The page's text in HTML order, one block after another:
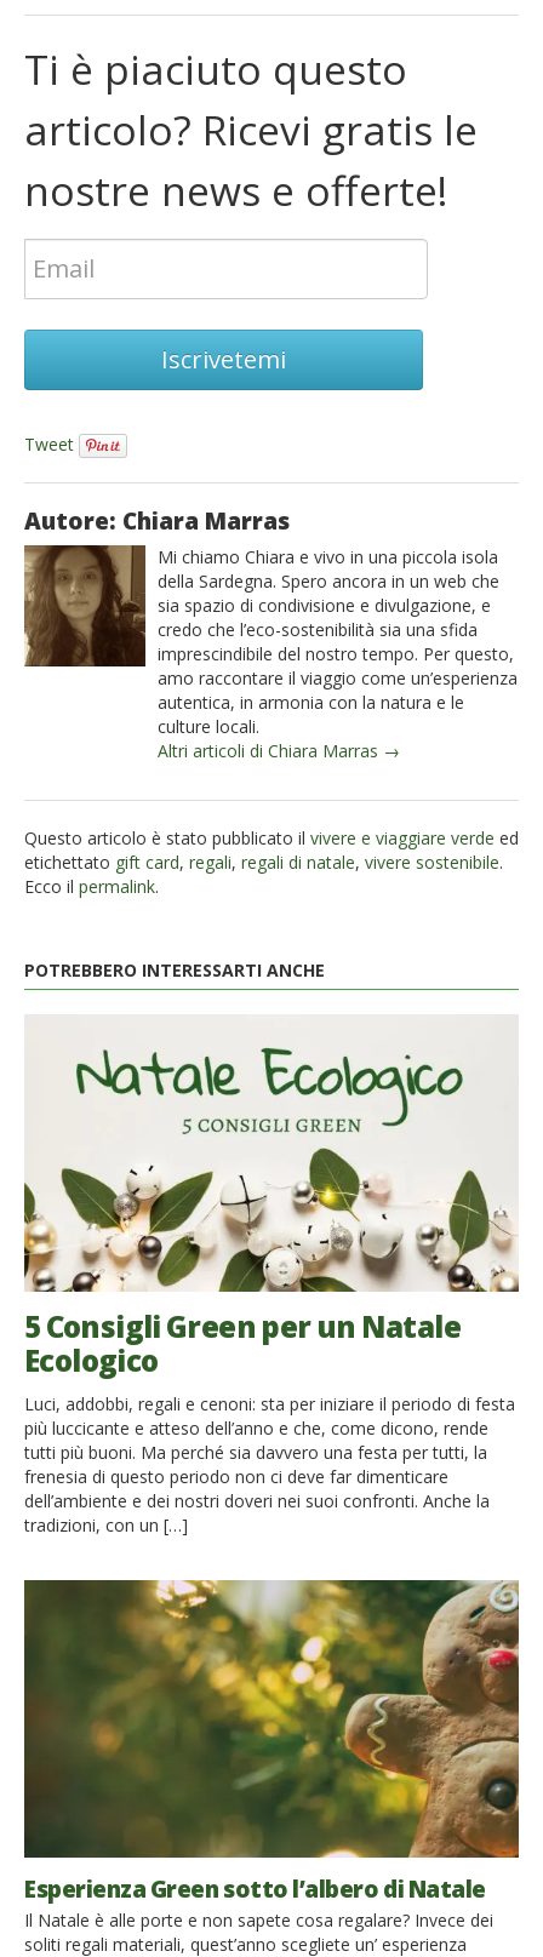
Ti è piaciuto questo
articolo? Ricevi gratis le
nostre news e offerte!
Iscrivetemi
Tweet
Autore: Chiara Marras
Mi chiamo Chiara e vivo in una piccola isola
della Sardegna. Spero ancora in un web che
sia spazio di condivisione e divulgazione, e
credo che l’eco-sostenibilità sia una sfida
imprescindibile del nostro tempo. Per questo,
amo raccontare il viaggio come un’esperienza
autentica, in armonia con la natura e le
culture locali.
Altri articoli di Chiara Marras →
Questo articolo è stato pubblicato il vivere e viaggiare verde ed
etichettato gift card, regali, regali di natale, vivere sostenibile.
Ecco il permalink.
POTREBBERO INTERESSARTI ANCHE
5 Consigli Green per un Natale
Ecologico
Luci, addobbi, regali e cenoni: sta per iniziare il periodo di festa
più luccicante e atteso dell’anno e che, come dicono, rende
tutti più buoni. Ma perché sia davvero una festa per tutti, la
frenesia di questo periodo non ci deve far dimenticare
dell’ambiente e dei nostri doveri nei suoi confronti. Anche la
tradizioni, con un […]
Esperienza Green sotto l’albero di Natale
Il Natale è alle porte e non sapete cosa regalare? Invece dei
soliti regali materiali, quest’anno scegliete un’ esperienza